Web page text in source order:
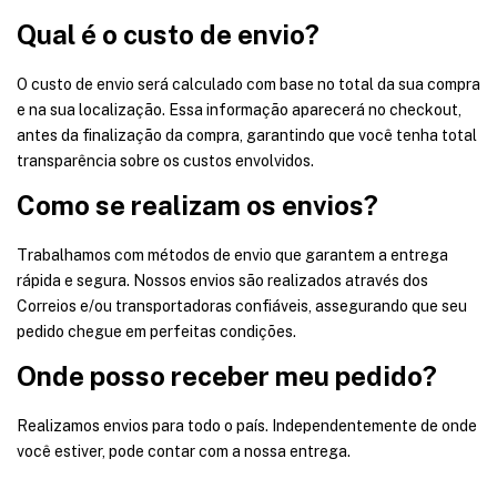
Qual é o custo de envio?
O custo de envio será calculado com base no total da sua compra
e na sua localização. Essa informação aparecerá no checkout,
antes da finalização da compra, garantindo que você tenha total
transparência sobre os custos envolvidos.
Como se realizam os envios?
Trabalhamos com métodos de envio que garantem a entrega
rápida e segura. Nossos envios são realizados através dos
Correios e/ou transportadoras confiáveis, assegurando que seu
pedido chegue em perfeitas condições.
Onde posso receber meu pedido?
Realizamos envios para todo o país. Independentemente de onde
você estiver, pode contar com a nossa entrega.